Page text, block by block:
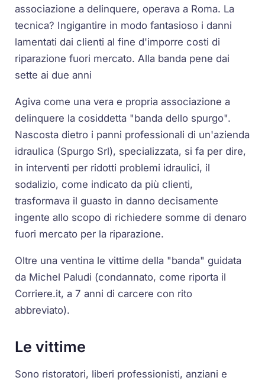
associazione a delinquere, operava a Roma. La
tecnica? Ingigantire in modo fantasioso i danni
lamentati dai clienti al fine d'imporre costi di
riparazione fuori mercato. Alla banda pene dai
sette ai due anni
Agiva come una vera e propria associazione a
delinquere la cosiddetta "banda dello spurgo".
Nascosta dietro i panni professionali di un'azienda
idraulica (Spurgo Srl), specializzata, si fa per dire,
in interventi per ridotti problemi idraulici, il
sodalizio, come indicato da più clienti,
trasformava il guasto in danno decisamente
ingente allo scopo di richiedere somme di denaro
fuori mercato per la riparazione.
Oltre una ventina le vittime della "banda" guidata
da Michel Paludi (condannato, come riporta il
Corriere.it, a 7 anni di carcere con rito
abbreviato).
Le vittime
Sono ristoratori, liberi professionisti, anziani e